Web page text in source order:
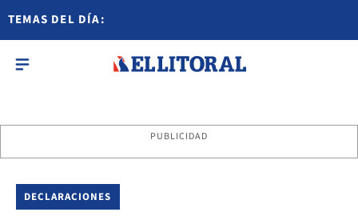
TEMAS DEL DÍA:
PUBLICIDAD
DECLARACIONES